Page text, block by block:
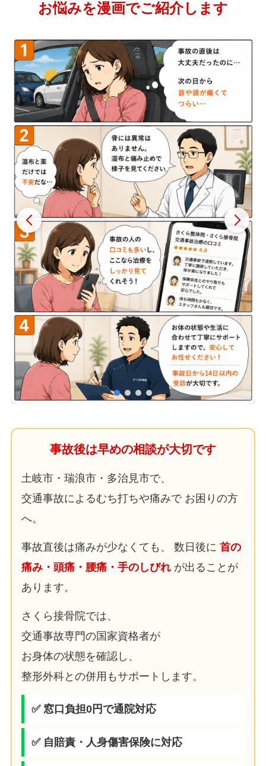
お悩みを漫画でご紹介します
事故後は早めの相談が大切です
土岐市・瑞浪市・多治見市で、
交通事故によるむち打ちや痛みで お困りの方
へ。
事故直後は痛みが少なくても、 数日後に 首の
痛み・頭痛・腰痛・手のしびれが出ることが
あります。
さくら接骨院では、
交通事故専門の国家資格者が
お身体の状態を確認し、
整形外科との併用もサポートします。
✅ 窓口負担0円で通院対応
✅ 自賠責・人身傷害保険に対応